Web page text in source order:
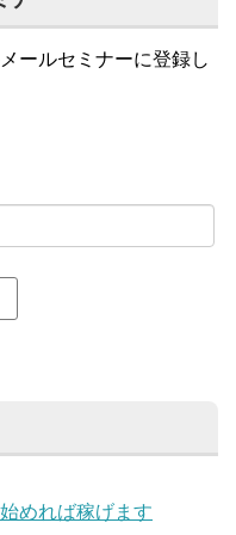
ールセミナーに登録し
めれば稼げます